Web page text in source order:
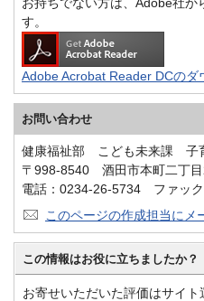
す。
Adobe Acrobat Reader DCのダ
お問い合わせ
健康福祉部 こども未来課 子
〒998-8540 酒田市本町二丁
電話：0234-26-5734 ファッ
このページの作成担当にメ
この情報はお役に立ちましたか？
お寄せいただいた評価はサイト